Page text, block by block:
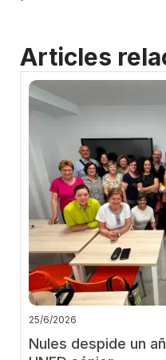
Articles
25/6/2026
Nules despide un